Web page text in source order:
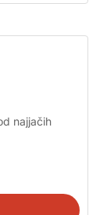
najjačih